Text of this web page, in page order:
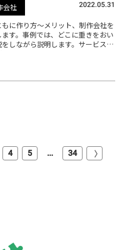
会社 2022.05.31
に作り方～メリット、制作会社を
す。事例では、どこに重きをおい
しながら説明します。サービス紹
4 5 ... 34